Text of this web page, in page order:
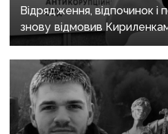
Відрядження, відпочинок і
знову відмовив